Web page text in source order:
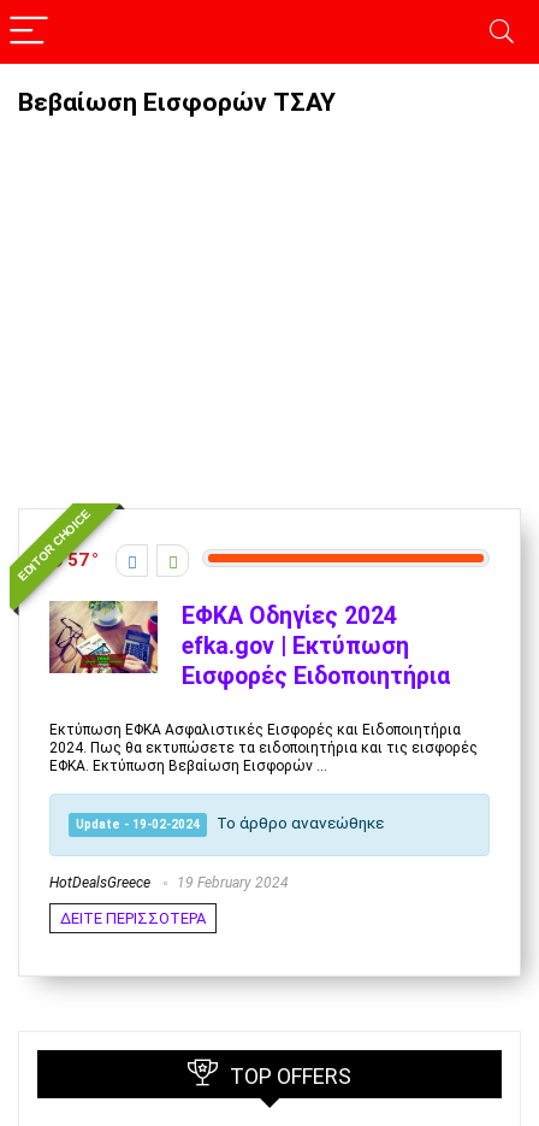
Βεβαίωση Εισφορών ΤΣΑΥ
EDITOR CHOICE
57
ΕΦΚΑ Οδηγίες 2024
efka.gov | Εκτύπωση
Εισφορές Ειδοποιητήρια
Εκτύπωση ΕΦΚΑ Ασφαλιστικές Εισφορές και Ειδοποιητήρια
2024. Πως θα εκτυπώσετε τα ειδοποιητήρια και τις εισφορές
ΕΦΚΑ. Εκτύπωση Βεβαίωση Εισφορών ...
Update - 19-02-2024 Το άρθρο ανανεώθηκε
HotDealsGreece 19 February 2024
ΔΕΙΤΕ ΠΕΡΙΣΣΟΤΕΡΑ
TOP OFFERS